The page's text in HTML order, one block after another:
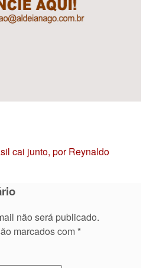
cai junto, por Reynaldo
não será publicado.
marcados com *